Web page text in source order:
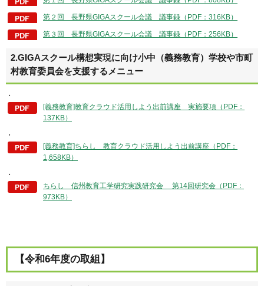
第２回 長野県GIGAスクール会議 議事録（PDF：316KB）
第３回 長野県GIGAスクール会議 議事録（PDF：256KB）
2.GIGAスクール構想実現に向け小中（義務教育）学校や市町
村教育委員会を支援するメニュー
・
[義務教育]教育クラウド活用しよう出前講座 実施要項（PDF：
137KB）
・
[義務教育]ちらし 教育クラウド活用しよう出前講座（PDF：
1,658KB）
・
ちらし 信州教育⼯学研究実践研究会 第14回研究会（PDF：
973KB）
【令和6年度の取組】